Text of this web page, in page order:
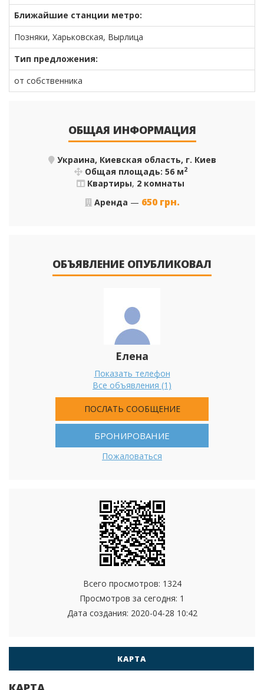
Ближайшие станции метро:
Позняки, Харьковская, Вырлица
Тип предложения:
от собственника
ОБЩАЯ ИНФОРМАЦИЯ
Украина, Киевская область, г. Киев
Общая площадь: 56 м2
Квартиры, 2 комнаты
Аренда — 650 грн.
ОБЪЯВЛЕНИЕ ОПУБЛИКОВАЛ
Елена
Показать телефон
Все объявления (1)
ПОСЛАТЬ СООБЩЕНИЕ
БРОНИРОВАНИЕ
Пожаловаться
Всего просмотров: 1324
Просмотров за сегодня: 1
Дата создания: 2020-04-28 10:42
КАРТА